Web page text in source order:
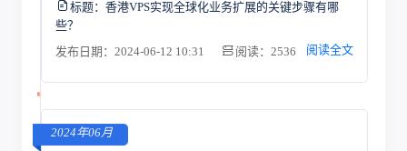
标题： 香港VPS实现全球化业务扩展的关键步骤有哪
些？
发布日期：2024-06-12 10:31
阅读：2536 阅读全文
2024年06月